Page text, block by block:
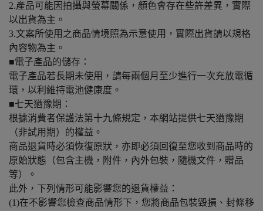
2.產品可能因拍攝與螢幕關係，顏色會存在些許差異，實際
以出貨為主。
3.文案所使用之商品情境照為示意使用，實際出貨請以規格
內容物為主。
■電子產品的儲存：
電子產品若長期未使用，請每兩個月至少進行一次充放電循
環，以利維持電池健康度。
■七天猶豫期：
根據消費者保護法第十九條規定，本網站提供七天猶豫期
（非試用期）的權益。
商品退貨時必須恢復原狀，亦即必須回復至您收到商品時的
原始狀態（包含主機，附件，內外包裝，隨機文件，贈品
等）。
​此外，下列情形可能影響您的退貨權益：
(1)在不影響您檢查商品情形下，您將商品包裝毀損、封條移